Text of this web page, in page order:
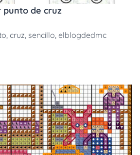
punto de cruz
, cruz, sencillo, elblogdedmc